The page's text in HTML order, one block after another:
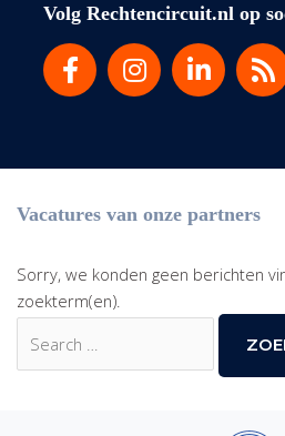
Volg Rechtencircuit.nl op
Vacatures van onze partners
Sorry, we konden geen berichten
zoekterm(en).
Zoek
naar: